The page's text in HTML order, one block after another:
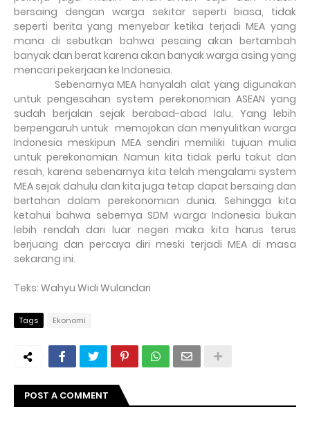
bersaing dengan warga sekitar seperti biasa, tidak
seperti berita yang menyebar ketika terjadi MEA yang
mana di sebutkan bahwa pesaing akan bertambah
banyak dan berat karena akan banyak warga asing yang
mencari pekerjaan ke Indonesia.
Sebenarnya MEA hanyalah alat yang digunakan
untuk pengesahan system perekonomian ASEAN yang
sudah berjalan sejak berabad-abad lalu. Yang lebih
berpengaruh untuk memojokan dan menyulitkan warga
Indonesia meskipun MEA sendiri memiliki tujuan mulia
untuk perekonomian. Namun kita tidak perlu takut dan
resah, karena sebenarnya kita telah mengalami system
MEA sejak dahulu dan kita juga tetap dapat bersaing dan
bertahan dalam perekonomian dunia. Sehingga kita
ketahui bahwa sebernya SDM warga Indonesia bukan
lebih rendah dari luar negeri maka kita harus terus
berjuang dan percaya diri meski terjadi MEA di masa
sekarang ini.
Teks: Wahyu Widi Wulandari
Tags Ekonomi
POST A COMMENT